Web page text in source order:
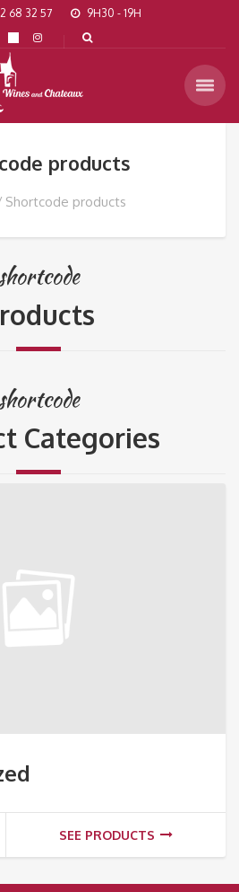
68 32 57 9H30 - 19H
products
Shortcode products
Categories
SEE PRODUCTS